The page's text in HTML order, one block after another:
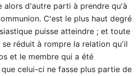
alors d'autre parti à prendre qu'à
C'est le plus haut degré
puisse atteindre ; et toute
réduit à rompre la relation qu'il
et le membre qui a été
celui-ci ne fasse plus partie de